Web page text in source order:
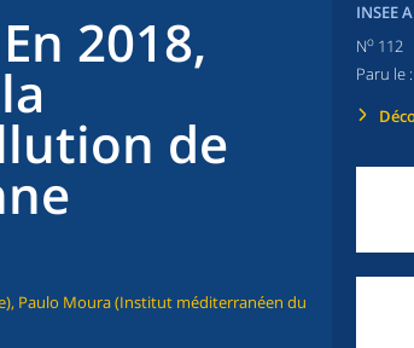
2018,
de
Paulo Moura (Institut méditerranéen du
INSEE
No 112
Paru le